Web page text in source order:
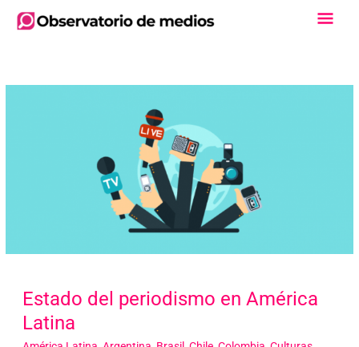
Estado del periodismo en América
Latina